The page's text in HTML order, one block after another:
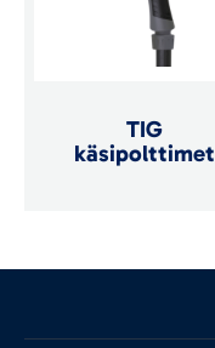
TIG
käsipolttimet